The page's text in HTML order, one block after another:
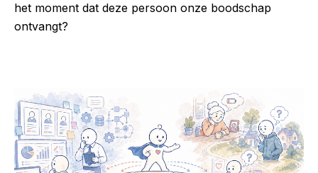
het moment dat deze persoon onze boodschap
ontvangt?